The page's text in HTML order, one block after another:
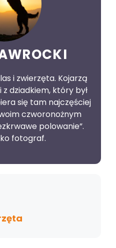
i zwierzęta. Kojarzą
dziadkiem, który był
się tam najczęściej
czworonożnym
polowanie”.
fotograf.